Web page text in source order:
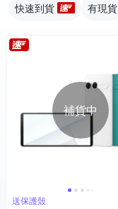
快速到貨 有現貨
補貨中
送保護殼